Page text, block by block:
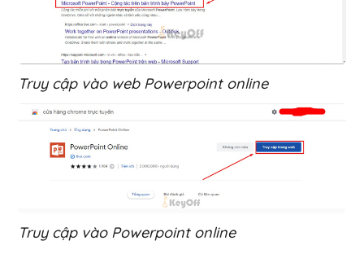
Truy cập vào web Powerpoint online
Truy cập vào Powerpoint online